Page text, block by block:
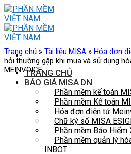
Skip
to
content
TRANG CHỦ
BÁO GIÁ MISA DN
Phần mềm kế toán
Phần mềm Kế toán
Hóa đơn điện tử
Chữ ký số MISA
Phần mềm Bảo
Phần mềm quản lý
INBOT
Trang chủ » Tài liệu MISA » Hóa đơn
hỏi thường gặp khi mua và sử dụng
MEINVOICE